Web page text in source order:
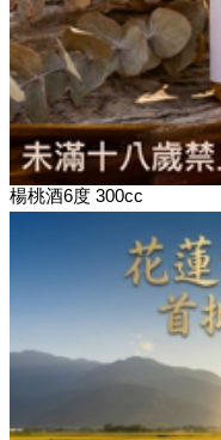
楊桃酒6度 300cc